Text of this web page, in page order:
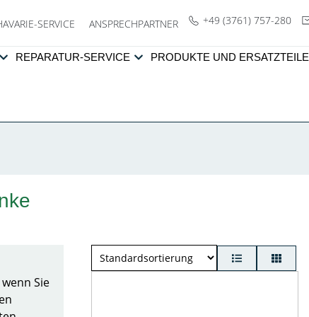
SERVICE ANSPRECHPARTNER +49 (3761) 757-280
REPARATUR-SERVICE PRODUKTE UND ERSATZTEILE
Sie